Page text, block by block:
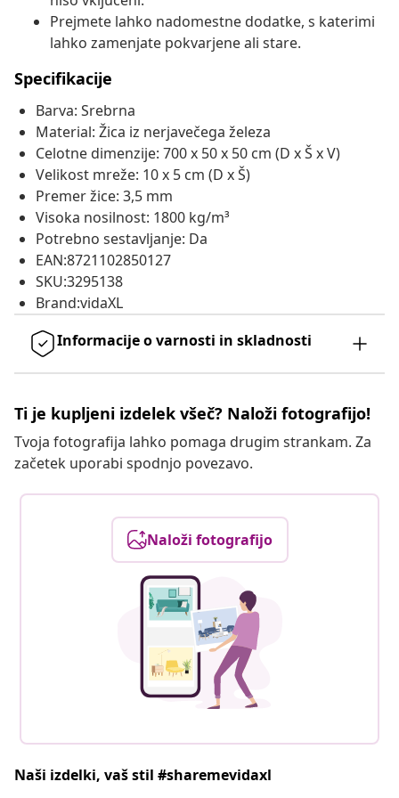
Prejmete lahko nadomestne dodatke, s katerimi
lahko zamenjate pokvarjene ali stare.
Specifikacije
Barva: Srebrna
Material: Žica iz nerjavečega železa
Celotne dimenzije: 700 x 50 x 50 cm (D x Š x V)
Velikost mreže: 10 x 5 cm (D x Š)
Premer žice: 3,5 mm
Visoka nosilnost: 1800 kg/m³
Potrebno sestavljanje: Da
EAN:8721102850127
SKU:3295138
Brand:vidaXL
Informacije o varnosti in skladnosti
Ti je kupljeni izdelek všeč? Naloži fotografijo!
Tvoja fotografija lahko pomaga drugim strankam. Za
začetek uporabi spodnjo povezavo.
Naloži fotografijo
Naši izdelki, vaš stil #sharemevidaxl